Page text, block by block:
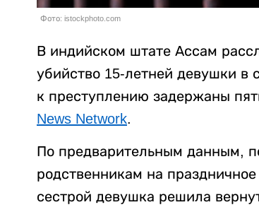
Фото: istockphoto.com
В индийском штате Ассам
убийство 15-летней девушки в
к преступлению задержаны
News Network.
По предварительным данным,
родственникам на
сестрой девушка решила